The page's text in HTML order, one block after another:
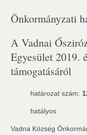
Önkormányzati
A Vadnai
Egyesület 2019.
támogatásáról
határozat szám:
hatályos
Vadna Község